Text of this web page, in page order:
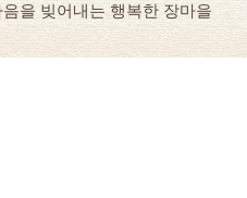
을 빚어내는 행복한 장마을